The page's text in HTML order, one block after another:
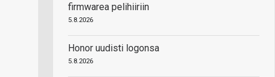
firmwarea pelihiiriin
5.8.2026
Honor uudisti logonsa
5.8.2026